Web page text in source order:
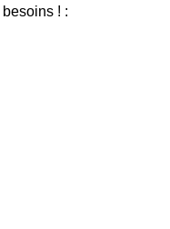
! :